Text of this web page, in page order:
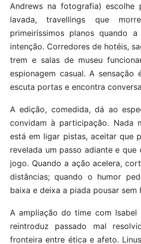
Andrews na fotografia) escolhe
lavada, travellings que
primeiríssimos planos quando
intenção. Corredores de hotéis,
trem e salas de museu
espionagem casual. A sensação
escuta portas e encontra
A edição, comedida, dá ao
convidam à participação. Nada
está em ligar pistas, aceitar que
revelada um passo adiante e
jogo. Quando a ação acelera,
distâncias; quando o humor
baixa e deixa a piada pousar sem
A ampliação do time com Isabel
reintroduz passado mal
fronteira entre ética e afeto.